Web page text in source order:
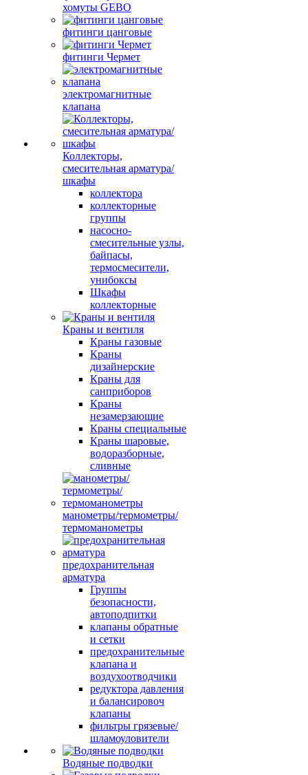
хомуты GEBO
фитинги цанговые
фитинги Чермет
электромагнитные
клапана
Коллекторы,
смесительная арматура/
шкафы
коллектора
коллекторные
группы
насосно-
смесительные узлы,
байпасы,
термосмесители,
унибоксы
Шкафы
коллекторные
Краны и вентиля
Краны газовые
Краны
дизайнерские
Краны для
санприборов
Краны
незамерзающие
Краны специальные
Краны шаровые,
водоразборные,
сливные
манометры/термометры/
термоманометры
предохранительная
арматура
Группы
безопасности,
автоподпитки
клапаны обратные
и сетки
предохранительные
клапана и
воздухоотводчики
редуктора давления
и балансировоч
клапаны
фильтры грязевые/
шламоуловители
Водяные подводки